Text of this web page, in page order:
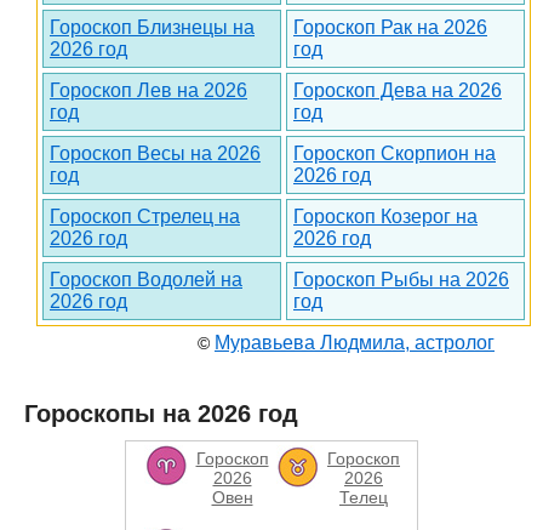
Гороскоп Близнецы на
2026 год
Гороскоп Рак на 2026
год
Гороскоп Лев на 2026
год
Гороскоп Дева на 2026
год
Гороскоп Весы на 2026
год
Гороскоп Скорпион на
2026 год
Гороскоп Стрелец на
2026 год
Гороскоп Козерог на
2026 год
Гороскоп Водолей на
2026 год
Гороскоп Рыбы на 2026
год
© Муравьева Людмила, астролог
Гороскопы на 2026 год
Гороскоп
2026
Овен
Гороскоп
2026
Телец